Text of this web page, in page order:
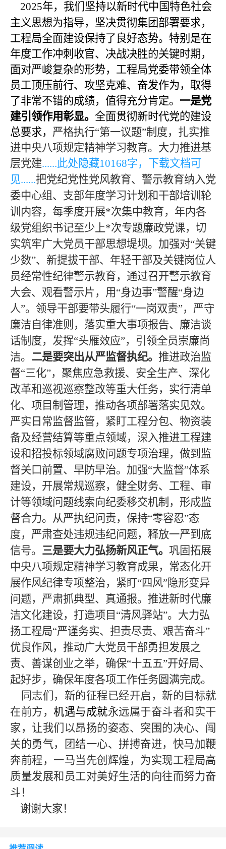
2025年， 我们坚持以新时代中国特色社会
主义思想为指导，坚决贯彻集团 部署要求，
工程局全面建设保持了良好态势。特别是在
年度工作冲刺收官、决战决胜的关键时期，
面对严峻复杂的形势，工程局党委带领全体
员工顶压前行、攻坚克难、奋发作为，取得
了非常不错的成绩，值得充分肯定。 一是党
建引领作用彰显。 全面贯彻新时代党的建设
总要求， 严格执行“第一议题”制度，扎实推
进中央八项规定精神学习教育。 大力推进基
层党建......此处隐藏10168字，下载文档可
见......把党纪党性党风教育、警示教育纳入党
委中心组、支部年度学习计划和干部培训轮
训内容，每季度开展*次集中教育，年内各
级党组织书记至少上*次专题廉政党课，切
实筑牢广大党员干部思想堤坝。加强对“关键
少数”、新提拔干部、年轻干部及关键岗位人
员经常性纪律警示教育，通过召开警示教育
大会、观看警示片，用“身边事”警醒“身边
人”。领导干部要带头履行“一岗双责”，严守
廉洁自律准则，落实重大事项报告、廉洁谈
话制度，发挥“头雁效应”，引领全员崇廉尚
洁。 二是要突出从严监督执纪。 推进政治监
督“三化”，聚焦应急救援、安全生产、深化
改革和巡视巡察整改等重大任务，实行清单
化、项目制管理，推动各项部署落实见效。
严实日常监督监管，紧盯工程分包、物资装
备及经营结算等重点领域，深入推进工程建
设和招投标领域腐败问题专项治理， 做到监
督关口前置、早防早治。加强“大监督”体系
建设，开展常规巡察，健全财务、工程、审
计等领域问题线索向纪委移交机制，形成监
督合力。从严执纪问责，保持“零容忍”态
度，严肃查处违规违纪问题，释放一严到底
信号。 三是要大力弘扬新风正气。 巩固拓展
中央八项规定精神学习教育成果， 常态化开
展作风纪律专项整治， 紧盯“四风”隐形变异
问题，严肃抓典型、真通报。 推进新时代廉
洁文化建设，打造项目 “清风驿站”。 大力弘
扬工程局“严谨务实、担责尽责、艰苦奋斗”
优良作风，推动广大党员干部勇担发展之
责、善谋创业之举，确保“十五五”开好局、
起好步，确保年度各项工作任务圆满完成。
同志们，新的征程已经开启，新的目标就
在前方， 机遇与成就永远属于奋斗者和实干
家，让我们以昂扬的姿态、突围的决心、闯
关的勇气，团结一心、拼搏奋进，快马加鞭
奔前程，一马当先创辉煌，为实现工程局高
质量发展和员工对美好生活的向往而努力奋
斗！
谢谢大家！